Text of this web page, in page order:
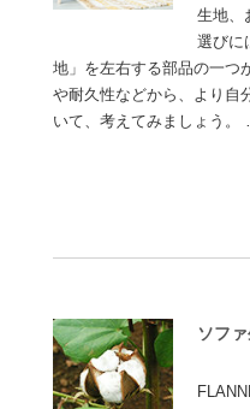
生地、
選びに
地」を左右する部品の一つ
や耐久性などから、より自
いて、考えてみましょう
ソフ